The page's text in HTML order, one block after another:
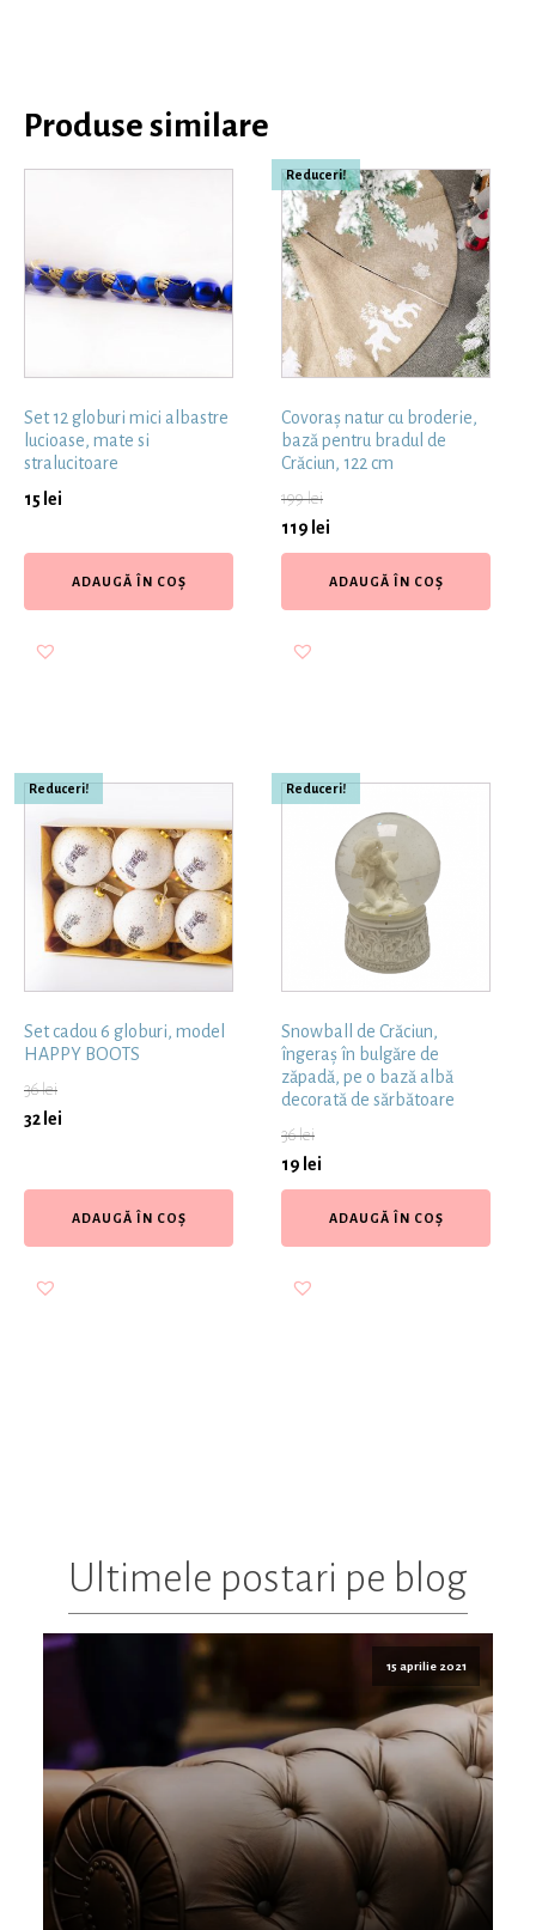
Produse similare
Set 12 globuri mici albastre
lucioase, mate si
stralucitoare
15 lei
ADAUGĂ ÎN COȘ
Reduceri!
Covoraș natur cu broderie,
bază pentru bradul de
Crăciun, 122 cm
199lei
119 lei
ADAUGĂ ÎN COȘ
Reduceri!
Set cadou 6 globuri, model
HAPPY BOOTS
36lei
32 lei
ADAUGĂ ÎN COȘ
Reduceri!
Snowball de Crăciun,
îngeraș în bulgăre de
zăpadă, pe o bază albă
decorată de sărbătoare
36lei
19 lei
ADAUGĂ ÎN COȘ
Ultimele postari pe blog
15 aprilie 2021